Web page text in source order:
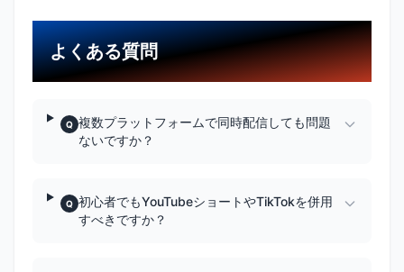
よくある質問
Q 複数プラットフォームで同時配信しても問題
ないですか？
Q 初心者でもYouTubeショートやTikTokを併用
すべきですか？